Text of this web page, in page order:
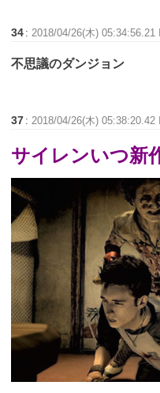
34 :2018/04/26(木) 05:34:56.21
不思議のダンジョン
37 :2018/04/26(木)
サイレンいつ新